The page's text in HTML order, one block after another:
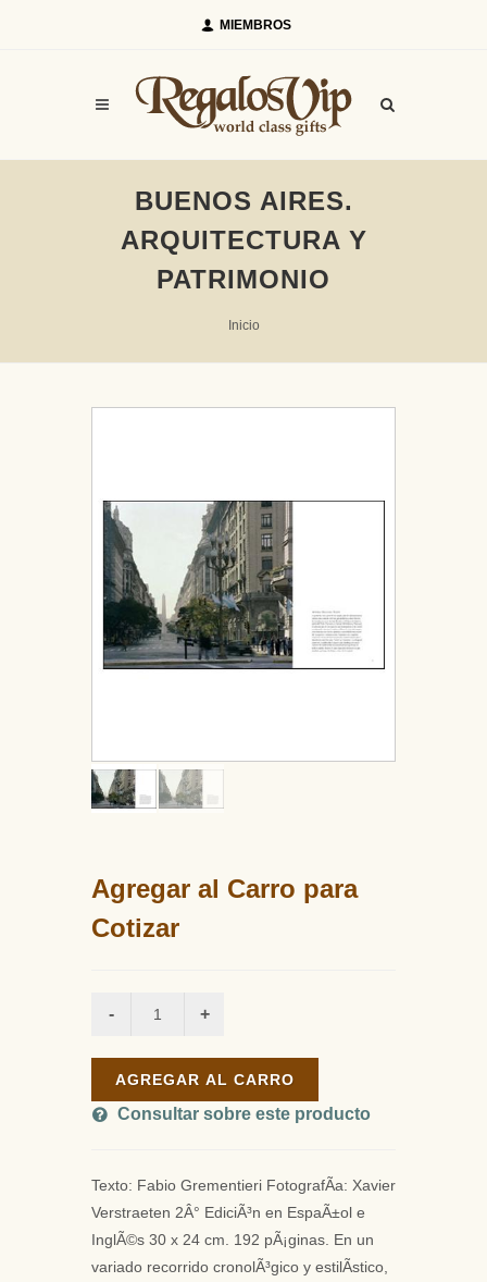
MIEMBROS
BUENOS AIRES.
ARQUITECTURA Y
PATRIMONIO
Inicio
Agregar al Carro para
Cotizar
AGREGAR AL CARRO
Consultar sobre este producto
Texto: Fabio Grementieri FotografÃ­a: Xavier
Verstraeten 2Â° EdiciÃ³n en EspaÃ±ol e
InglÃ©s 30 x 24 cm. 192 pÃ¡ginas. En un
variado recorrido cronolÃ³gico y estilÃ­stico,